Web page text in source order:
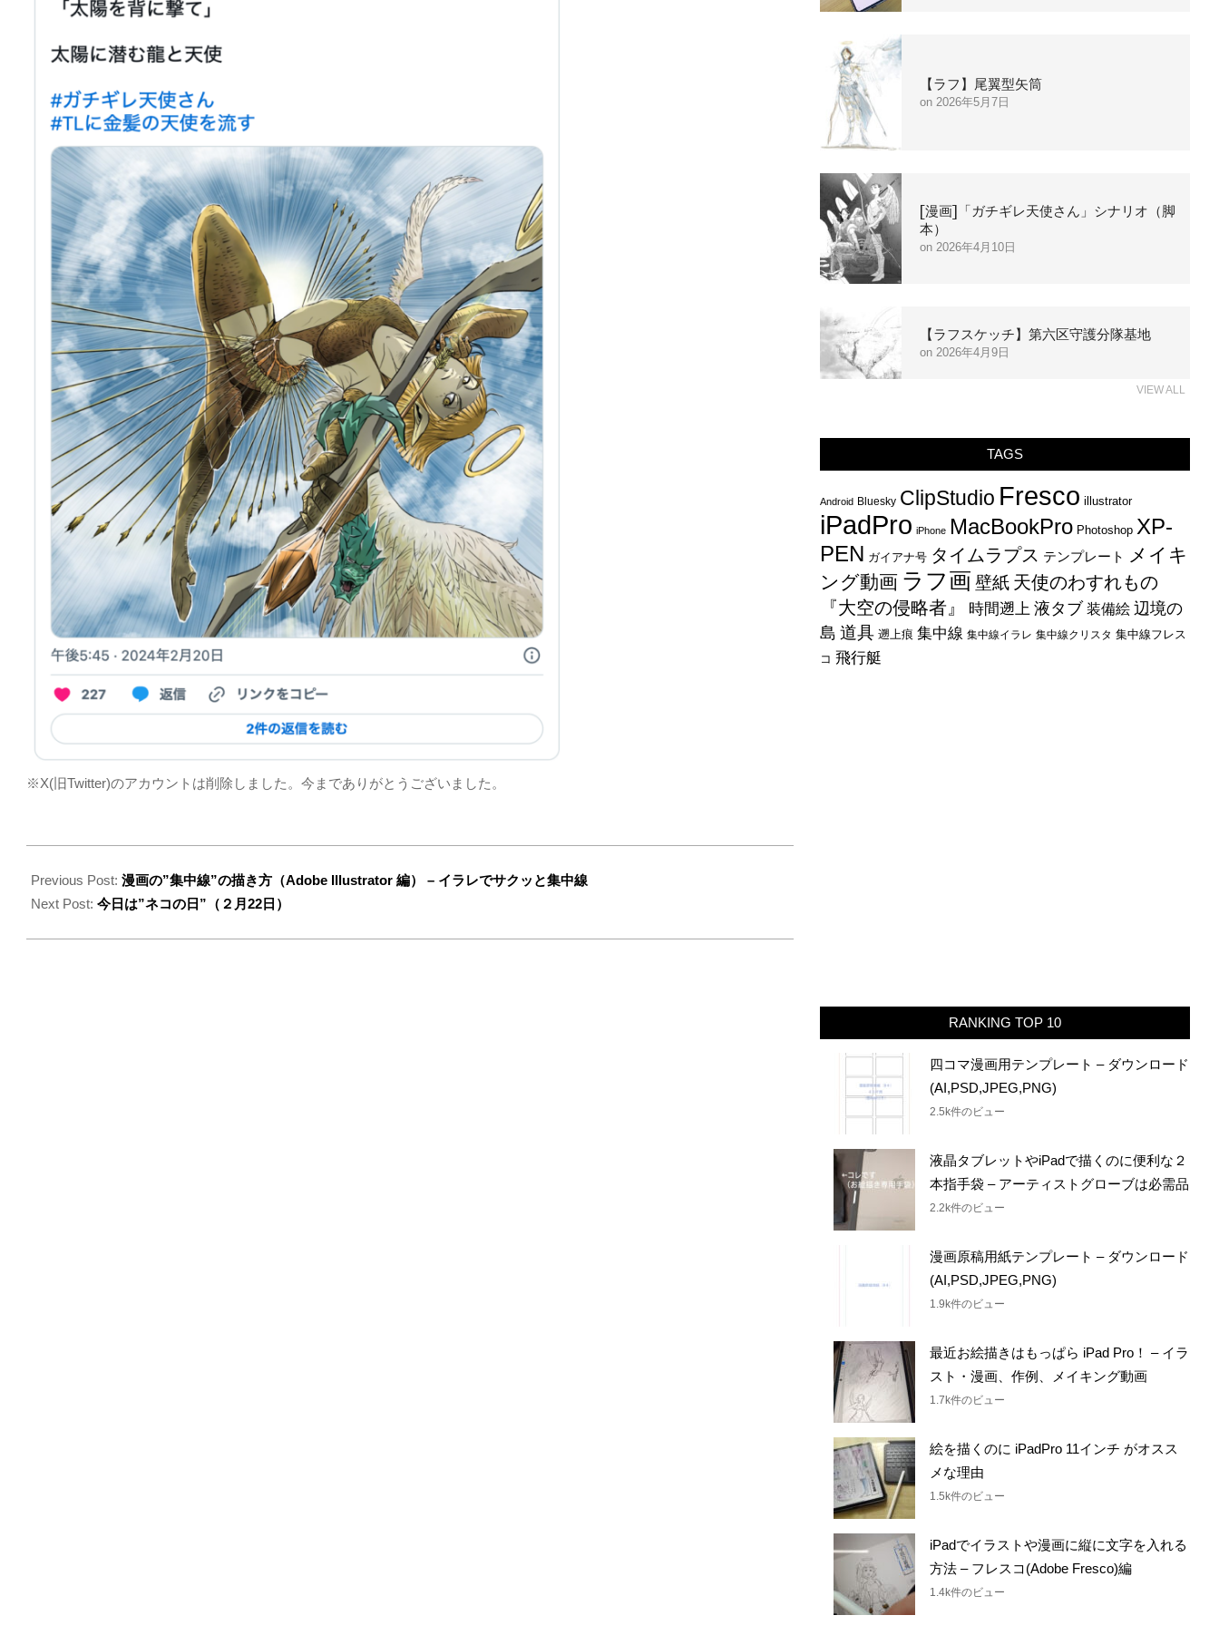
02-
22
Previous Post: 漫画の”集中線”の描き方（Adobe Illustrator 編） – イラレでサクッと集中線
Next Post: 今日は”ネコの日”（２月22日）
【ラフ】尾翼型矢筒
2026年5月7日
[漫画]「ガチギレ天使さん」シナリオ（脚
本）
2026年4月10日
【ラフスケッチ】第六区守護分隊基地
2026年4月9日
VIEW ALL
TAGS
Android Bluesky ClipStudio Fresco illustrator
iPadPro iPhone MacBookPro Photoshop XP-
PEN ガイアナ号 タイムラプス テンプレート
メイキ
ング動画 ラフ画 壁紙 天使のわすれもの
『大空の侵略者』
時間遡上 液タブ 装備絵 辺境の
島 道具 遡上痕 集中線 集中線イラレ 集中線クリスタ 集中線フレス
コ 飛行艇
RANKING TOP 10
四コマ漫画用テンプレート – ダウンロード
(AI,PSD,JPEG,PNG)
2.5k件のビュー
液晶タブレットやiPadで描くのに便利な２
本指手袋 – アーティストグローブは必需品
2.2k件のビュー
漫画原稿用紙テンプレート – ダウンロード
(AI,PSD,JPEG,PNG)
1.9k件のビュー
最近お絵描きはもっぱら iPad Pro！ – イラ
スト・漫画、作例、メイキング動画
1.7k件のビュー
絵を描くのに iPadPro 11インチ がオスス
メな理由
1.5k件のビュー
iPadでイラストや漫画に縦に文字を入れる
方法 – フレスコ(Adobe Fresco)編
1.4k件のビュー